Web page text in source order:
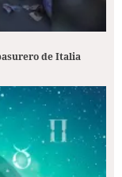
de Italia